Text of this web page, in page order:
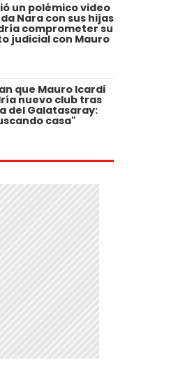
un polémico video
Nara con sus hijas
comprometer su
judicial con Mauro
que Mauro Icardi
nuevo club tras
del Galatasaray:
casa"